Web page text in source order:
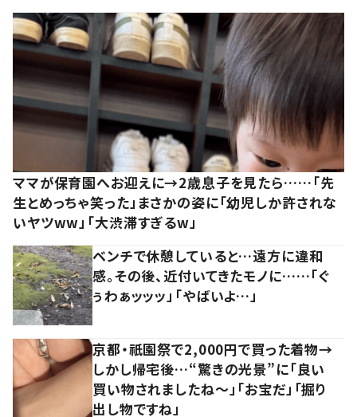
ママが保育園へお迎えに→2歳息子を見たら……「先
生とめっちゃ笑った」まさかの姿に「幼児しか許されな
いヤツww」「大渋滞すぎるw」
ベンチで休憩していると…遠方に違和
感。その後、近付いてきたモノに……「ぐ
ぅわぁッッッ」「やばいよ…」
京都・祇園祭で2,000円で買った着物→
しかし帰宅後…“驚きの光景”に「良い
買い物されましたね～」「お宝だ」「掘り
出し物ですね」